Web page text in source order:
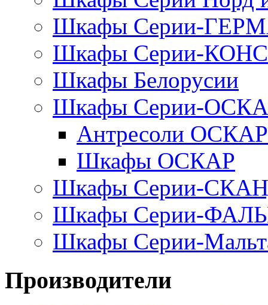
Шкафы Серии-
Шкафы Серии-
Шкафы Белорусии
Шкафы Серии-
Антресоли ОСКАР
Шкафы ОСКАР
Шкафы Серии-
Шкафы Серии-
Шкафы Серии-
Производители